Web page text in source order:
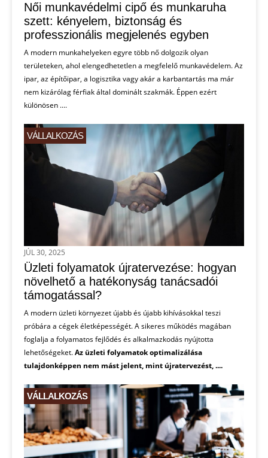
Női munkavédelmi cipő és munkaruha
szett: kényelem, biztonság és
professzionális megjelenés egyben
A modern munkahelyeken egyre több nő dolgozik olyan
területeken, ahol elengedhetetlen a megfelelő munkavédelem. Az
ipar, az építőipar, a logisztika vagy akár a karbantartás ma már
nem kizárólag férfiak által dominált szakmák. Éppen ezért
különösen ....
VÁLLALKOZÁS
JÚL 30, 2025
Üzleti folyamatok újratervezése: hogyan
növelhető a hatékonyság tanácsadói
támogatással?
A modern üzleti környezet újabb és újabb kihívásokkal teszi
próbára a cégek életképességét. A sikeres működés magában
foglalja a folyamatos fejlődés és alkalmazkodás nyújtotta
lehetőségeket.Az üzleti folyamatok optimalizálása
tulajdonképpen nem mást jelent, mint újratervezést, ....
VÁLLALKOZÁS